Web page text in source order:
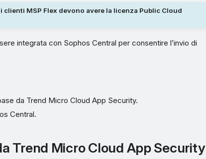
MSP Flex devono avere la licenza Public Cloud
integrata con Sophos Central per consentire l’invio di
da Trend Micro Cloud App Security.
Central.
Trend Micro Cloud App Security